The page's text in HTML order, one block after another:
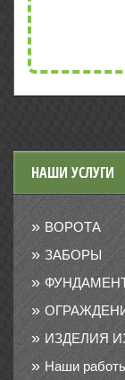
НАШИ УСЛУГИ
ВОРОТА
ЗАБОРЫ
ИЗДЕЛИЯ
Наши